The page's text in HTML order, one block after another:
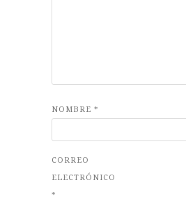
NOMBRE *
CORREO
ELECTRÓNICO
*